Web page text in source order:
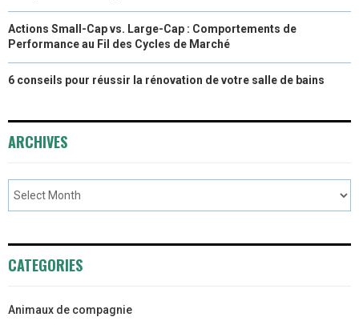
Actions Small-Cap vs. Large-Cap : Comportements de
Performance au Fil des Cycles de Marché
6 conseils pour réussir la rénovation de votre salle de bains
ARCHIVES
CATEGORIES
Animaux de compagnie